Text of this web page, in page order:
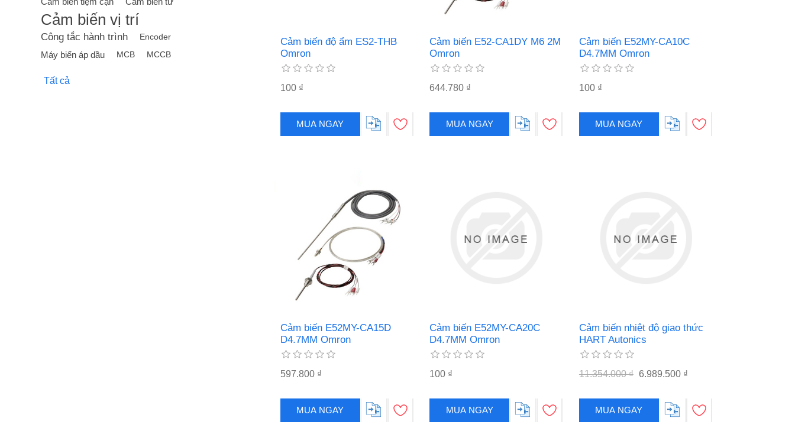
Cảm biến vị trí
Công tắc hành trình Encoder
Máy biến áp dầu MCB MCCB
Tất cả
Cảm biến độ ẩm ES2-THB
Omron
100 ₫
MUA NGAY
Cảm biến E52-CA1DY M6 2M
Omron
644.780 ₫
MUA NGAY
Cảm biến E52MY-CA10C
D4.7MM Omron
100 ₫
MUA NGAY
Cảm biến E52MY-CA15D
D4.7MM Omron
597.800 ₫
MUA NGAY
Cảm biến E52MY-CA20C
D4.7MM Omron
100 ₫
MUA NGAY
Cảm biến nhiệt độ giao thức
HART Autonics
11.354.000 ₫ 6.989.500 ₫
MUA NGAY